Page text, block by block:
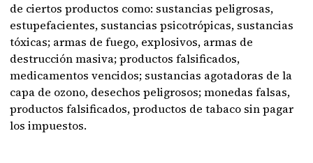
de ciertos productos como: sustancias peligrosas,
estupefacientes, sustancias psicotrópicas, sustancias
tóxicas; armas de fuego, explosivos, armas de
destrucción masiva; productos falsificados,
medicamentos vencidos; sustancias agotadoras de la
capa de ozono, desechos peligrosos; monedas falsas,
productos falsificados, productos de tabaco sin pagar
los impuestos.